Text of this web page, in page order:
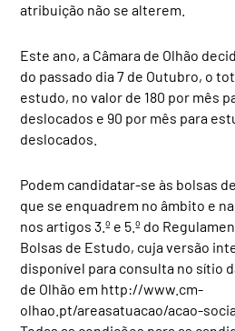
atribuição não se alterem.
Este ano, a Câmara de Olhão
do passado dia 7 de Outubro, o
estudo, no valor de 180 por mês
deslocados e 90 por mês para
deslocados.
Podem candidatar-se às bolsas
que se enquadrem no âmbito e
nos artigos 3.º e 5.º do
Bolsas de Estudo, cuja versão
disponível para consulta no sítio
de Olhão em http://www.cm-
olhao.pt/areasatuacao/acao-